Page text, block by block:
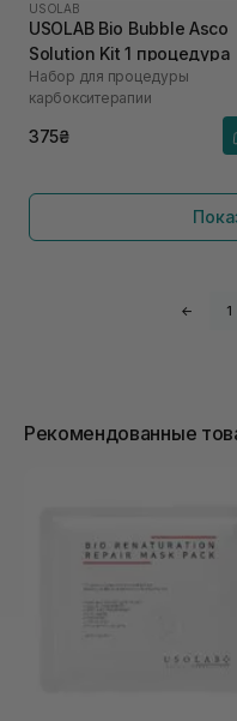
USOLAB
USOLAB Bio Bubble Asco
Solution Kit 1 процедура
Набор для процедуры
карбокситерапии
375₴
← 1
Рекомендованные